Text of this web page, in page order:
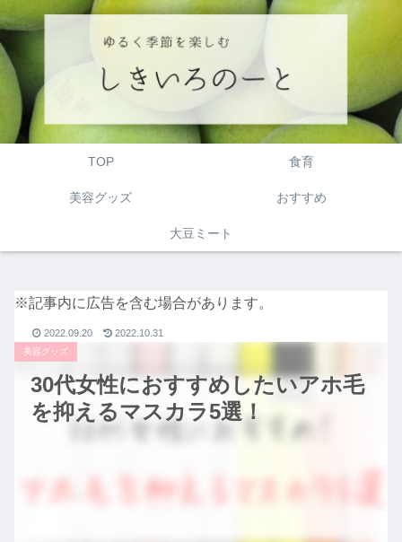
TOP 食育
美容グッズ おすすめ
大豆ミート
30代女性におすすめしたいアホ毛
を抑えるマスカラ5選！
※記事内に広告を含む場合があります。
美容グッズ
2022.09.20 2022.10.31